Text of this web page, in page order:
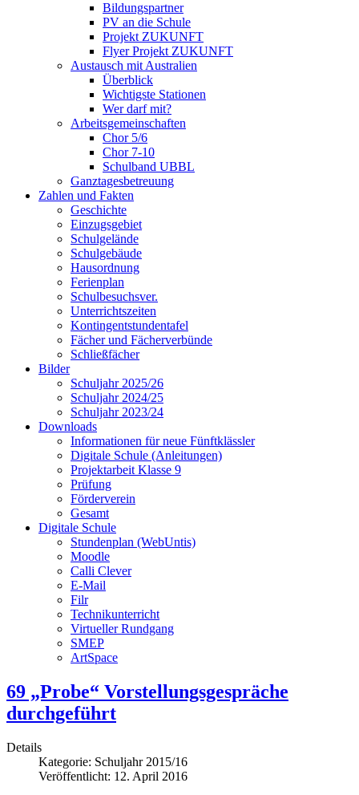
Bildungspartner
PV an die Schule
Projekt ZUKUNFT
Flyer Projekt ZUKUNFT
Austausch mit Australien
Überblick
Wichtigste Stationen
Wer darf mit?
Arbeitsgemeinschaften
Chor 5/6
Chor 7-10
Schulband UBBL
Ganztagesbetreuung
Zahlen und Fakten
Geschichte
Einzugsgebiet
Schulgelände
Schulgebäude
Hausordnung
Ferienplan
Schulbesuchsver.
Unterrichtszeiten
Kontingentstundentafel
Fächer und Fächerverbünde
Schließfächer
Bilder
Schuljahr 2025/26
Schuljahr 2024/25
Schuljahr 2023/24
Downloads
Informationen für neue Fünftklässler
Digitale Schule (Anleitungen)
Projektarbeit Klasse 9
Prüfung
Förderverein
Gesamt
Digitale Schule
Stundenplan (WebUntis)
Moodle
Calli Clever
E-Mail
Filr
Technikunterricht
Virtueller Rundgang
SMEP
ArtSpace
69 „Probe“ Vorstellungsgespräche
durchgeführt
Details
Kategorie: Schuljahr 2015/16
Veröffentlicht: 12. April 2016